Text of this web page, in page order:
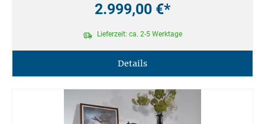
2.999,00 €*
Lieferzeit: ca. 2-5 Werktage
Details